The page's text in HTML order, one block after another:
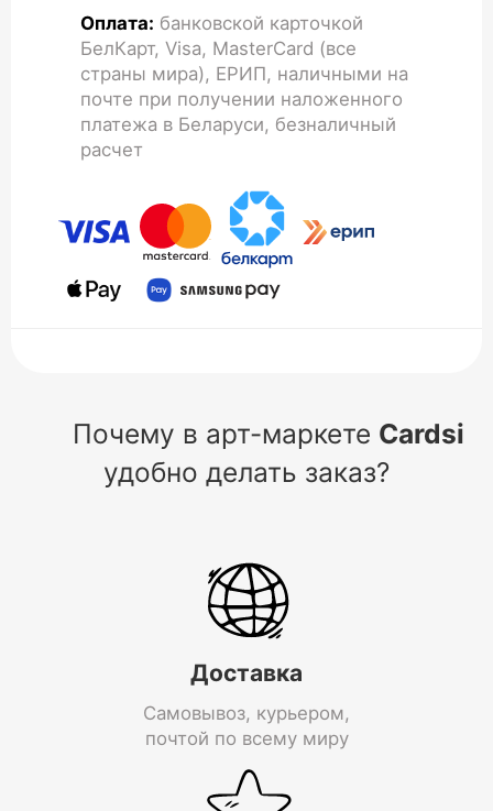
Оплата: банковской карточкой
БелКарт, Visa, MasterCard (все
страны мира), ЕРИП, наличными на
почте при получении наложенного
платежа в Беларуси, безналичный
расчет
Почему в арт-маркете Cardsi
удобно делать заказ?
Доставка
Самовывоз, курьером,
почтой по всему миру